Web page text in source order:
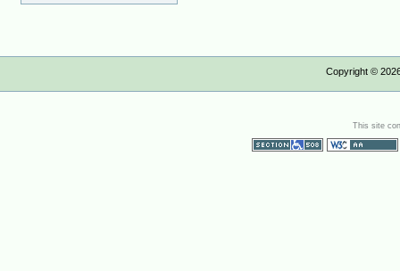
Copyright ©
This site